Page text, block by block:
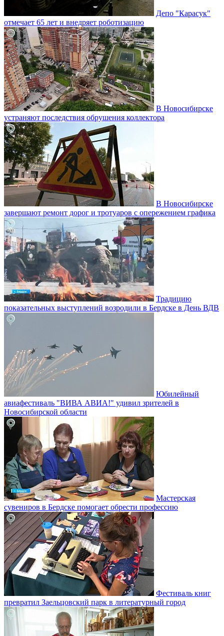
Депо "Карасук"
отмечает 65 лет и внедряет роботизацию
В Новосибирске
устраняют последствия обрушения коллектора
В Новосибирске
завершают ремонт дорог и тротуаров с опережением графика
Традицию
показательных выступлений возродили в Бердске в День ВДВ
Юбилейный
авиафестиваль "ВИВА АВИА!" удивил зрителей в
Новосибирской области
Мастерская
сувениров в Бердске помогает обрести профессию
Фестиваль книг
превратил Заельцовский парк в литературный город